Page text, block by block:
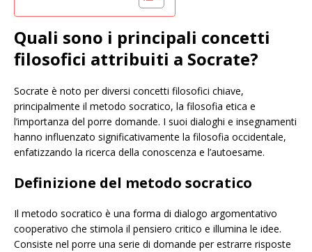
Quali sono i principali concetti
filosofici attribuiti a Socrate?
Socrate è noto per diversi concetti filosofici chiave,
principalmente il metodo socratico, la filosofia etica e
l’importanza del porre domande. I suoi dialoghi e insegnamenti
hanno influenzato significativamente la filosofia occidentale,
enfatizzando la ricerca della conoscenza e l’autoesame.
Definizione del metodo socratico
Il metodo socratico è una forma di dialogo argomentativo
cooperativo che stimola il pensiero critico e illumina le idee.
Consiste nel porre una serie di domande per estrarre risposte